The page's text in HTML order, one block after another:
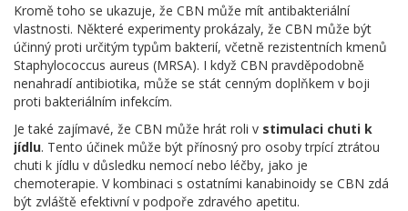
Kromě toho se ukazuje, že CBN může mít antibakteriální
vlastnosti. Některé experimenty prokázaly, že CBN může být
účinný proti určitým typům bakterií, včetně rezistentních kmenů
Staphylococcus aureus (MRSA). I když CBN pravděpodobně
nenahradí antibiotika, může se stát cenným doplňkem v boji
proti bakteriálním infekcím.
Je také zajímavé, že CBN může hrát roli v stimulaci chuti k
jídlu. Tento účinek může být přínosný pro osoby trpící ztrátou
chuti k jídlu v důsledku nemocí nebo léčby, jako je
chemoterapie. V kombinaci s ostatními kanabinoidy se CBN zdá
být zvláště efektivní v podpoře zdravého apetitu.